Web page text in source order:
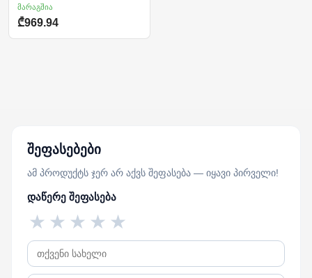
მარაგშია
₾969.94
შეფასებები
ამ პროდუქტს ჯერ არ აქვს შეფასება — იყავი პირველი!
დაწერე შეფასება
★
★
★
★
★